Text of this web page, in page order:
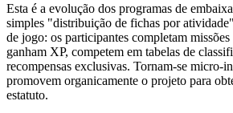
Esta é a evolução dos programas de
simples "distribuição de fichas por
de jogo: os participantes completam
ganham XP, competem em tabelas de
recompensas exclusivas. Tornam-se micro-
promovem organicamente o projeto para
estatuto.